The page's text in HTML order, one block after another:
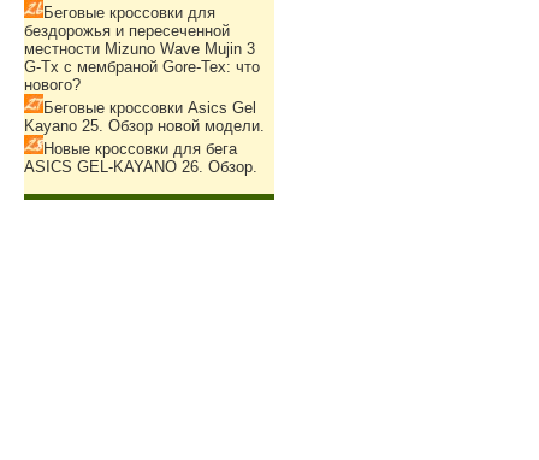
Беговые кроссовки для
бездорожья и пересеченной
местности Mizuno Wave Mujin 3
G-Tx с мембраной Gore-Tex: что
нового?
Беговые кроссовки Asics Gel
Kayano 25. Обзор новой модели.
Новые кроссовки для бега
ASICS GEL-KAYANO 26. Обзор.